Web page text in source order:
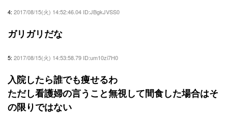
4: 2017/08/15(火) 14:52:46.04 ID:JBgkJVSS0
ガリガリだな
5: 2017/08/15(火) 14:53:58.79 ID:um10zi7H0
入院したら誰でも痩せるわ
ただし看護婦の言うこと無視して間食した場合はそ
の限りではない